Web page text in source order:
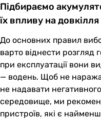
Підбираємо
їх впливу на довкілля
До основних правил
варто віднести
при експлуатації вони
— водень. Щоб не
не надавати
середовище, ми
пристроїв, які є